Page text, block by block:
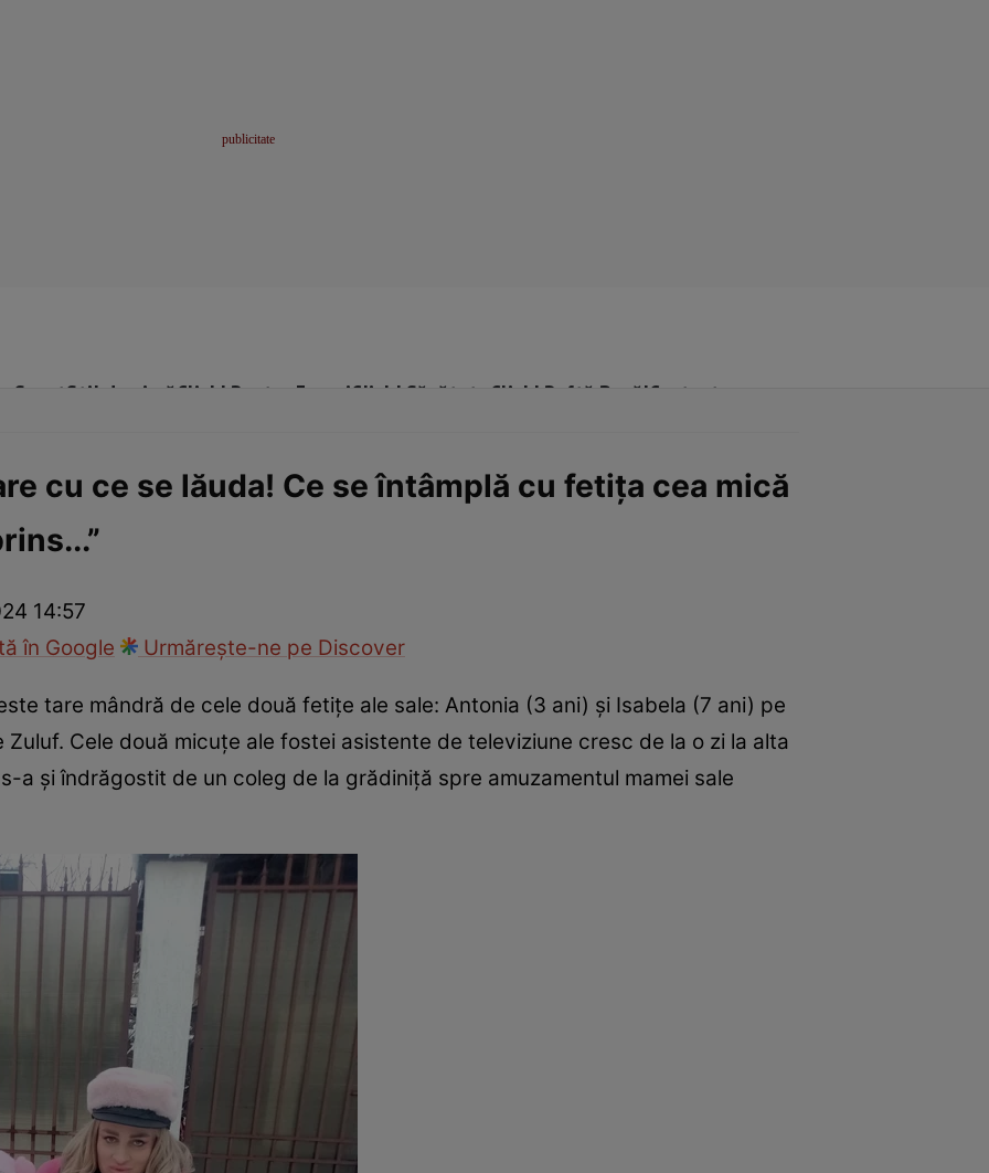
SportStil de viațăClick! Pentru FemeiClick! Sănătate Click! Poftă Bună!Contact
Paparazzii Click!
cu ce se lăuda! Ce se întâmplă cu fetița cea mică
14:57
în Google
Urmărește-ne pe Discover
tare mândră de cele două fetițe ale sale: Antonia (3 ani) și Isabela (7 ani) pe
Cele două micuțe ale fostei asistente de televiziune cresc de la o zi la alta
a și îndrăgostit de un coleg de la grădiniță spre amuzamentul mamei sale